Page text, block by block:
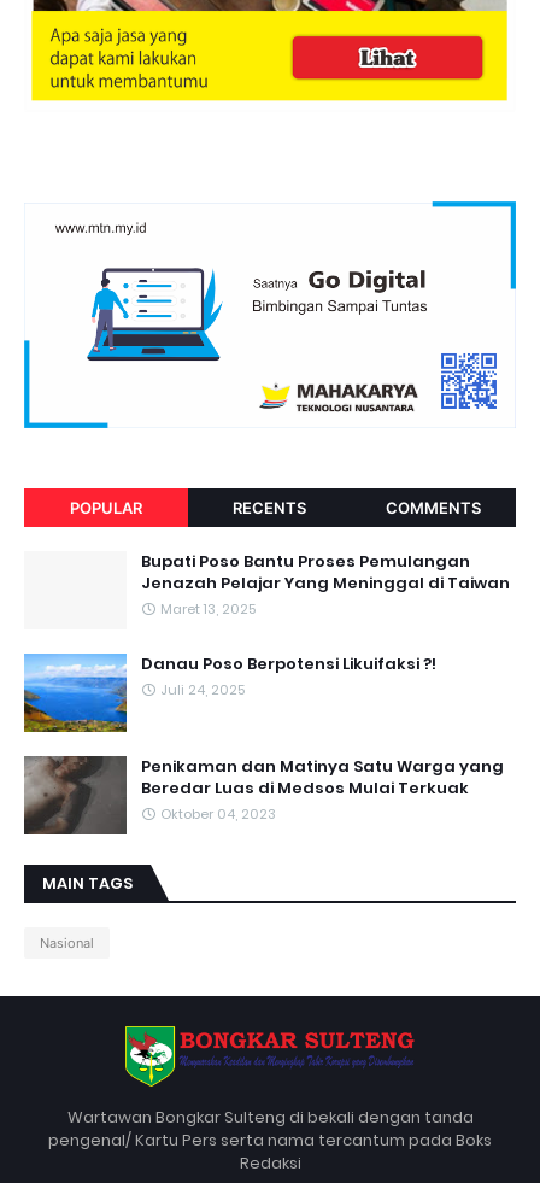
POPULAR RECENTS COMMENTS
Bupati Poso Bantu Proses Pemulangan
Jenazah Pelajar Yang Meninggal di Taiwan
Maret 13, 2025
Danau Poso Berpotensi Likuifaksi ?!
Juli 24, 2025
Penikaman dan Matinya Satu Warga yang
Beredar Luas di Medsos Mulai Terkuak
Oktober 04, 2023
MAIN TAGS
Nasional
Wartawan Bongkar Sulteng di bekali dengan tanda
pengenal/ Kartu Pers serta nama tercantum pada Boks
Redaksi